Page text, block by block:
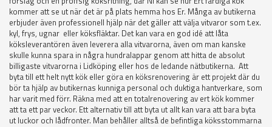
kommer att se ut när det är på plats hemma hos Er. Många av butikerna
erbjuder även professionell hjälp när det gäller att välja vitvaror som t.ex.
kyl, frys, ugnar eller köksfläktar. Det kan vara en god idé att låta
köksleverantören även leverera alla vitvarorna, även om man kanske
skulle kunna spara in några hundralappar genom att hitta de absolut
billigaste vitvarorna i Lidköping eller hos de ledande nätbutikerna. Att
byta till ett helt nytt kök eller göra en köksrenovering är ett projekt där du
bör ta hjälp av butikernas kunniga personal och duktiga hantverkare, som
har varit med förr. Räkna med att en totalrenovering av ert kök kommer
att ta ett par veckor. Ett alternativ till att byta ut allt kan vara att bara byta
ut luckor och lådfronter. Man behåller alltså de befintliga köksstommarna